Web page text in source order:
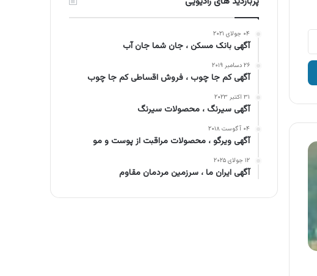
۰۴ جولای ۲۰۲۱
آگهی بانک مسکن ، جان شما جان آب
۲۶ دسامبر ۲۰۱۹
آگهی کم جا چوب ، فروش اقساطی کم جا چوب
۳۱ اکتبر ۲۰۲۳
آگهی سیرنگ ، محصولات سیرنگ
۰۴ آگوست ۲۰۱۸
آگهی ویرگو ، محصولات مراقبت از پوست و مو
۱۲ جولای ۲۰۲۵
آگهی ایران ما ، سرزمین مردمان مقاوم